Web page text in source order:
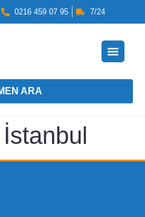
0216 459 07 95 7/24
ARA
İstanbul